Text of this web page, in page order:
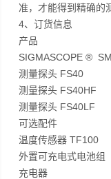
准，才能得到精确的
4、订货信息
产品
SIGMASCOPE ®
测量探头
测量探头
测量探头
可选配件
温度传感器
外置可充电式
充电器